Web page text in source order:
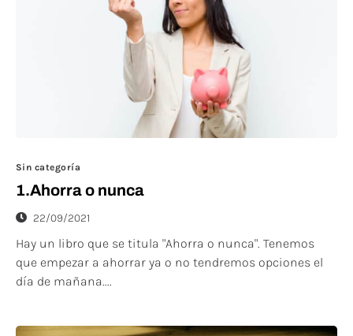
Sin categoría
1.Ahorra o nunca
22/09/2021
Hay un libro que se titula "Ahorra o nunca". Tenemos
que empezar a ahorrar ya o no tendremos opciones el
día de mañana....